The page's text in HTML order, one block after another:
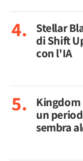
Stellar
di Shift
con l'IA
Kingdom
un
sembra